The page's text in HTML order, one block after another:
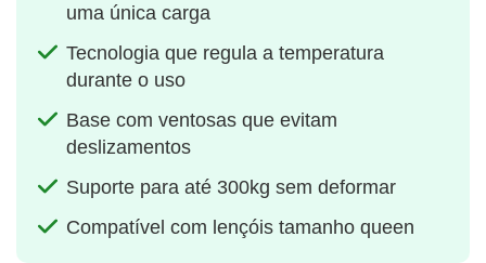
uma única carga
Tecnologia que regula a temperatura
durante o uso
Base com ventosas que evitam
deslizamentos
Suporte para até 300kg sem deformar
Compatível com lençóis tamanho queen